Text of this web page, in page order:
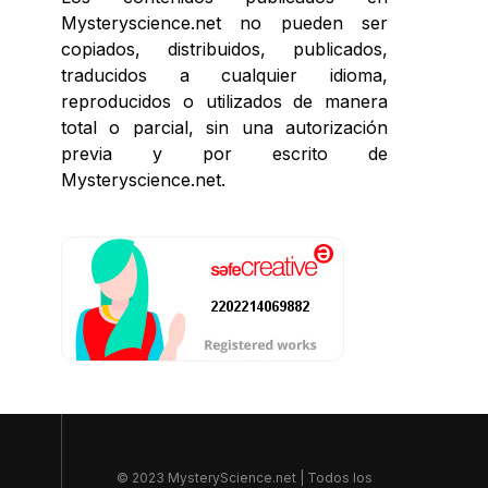
Mysteryscience.net no pueden ser
copiados, distribuidos, publicados,
traducidos a cualquier idioma,
reproducidos o utilizados de manera
total o parcial, sin una autorización
previa y por escrito de
Mysteryscience.net.
© 2023 MysteryScience.net | Todos los